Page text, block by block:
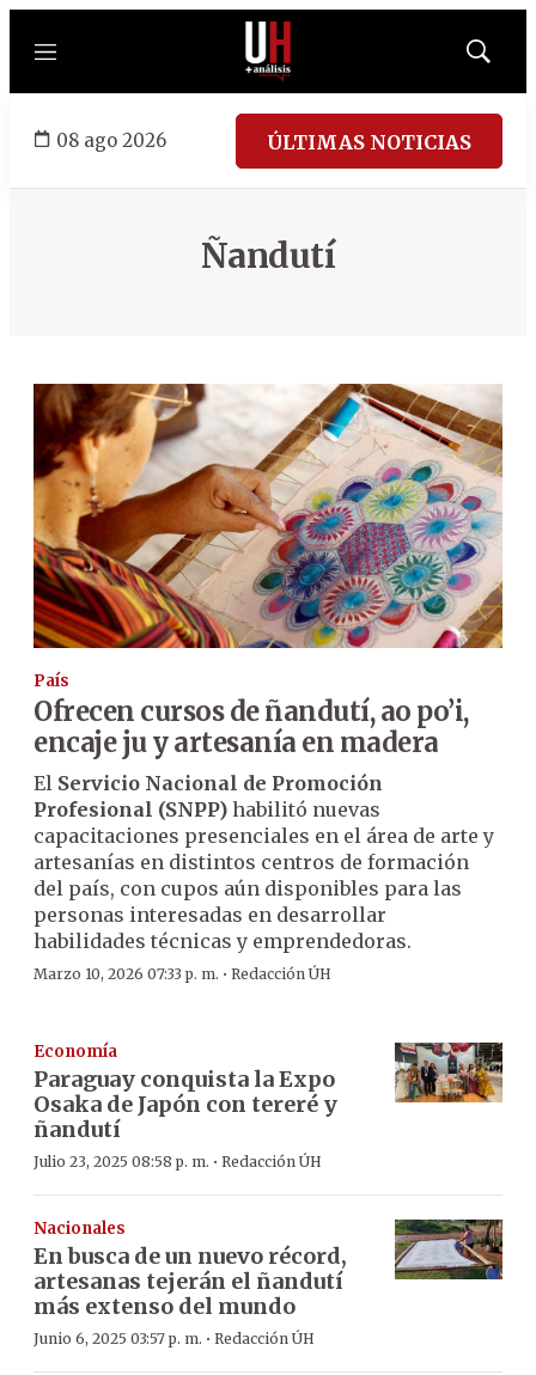
Menú
Mostrar
08 ago 2026 ÚLTIMAS NOTICIAS
Ñandutí
País
Ofrecen cursos de ñandutí, ao po’i,
encaje ju y artesanía en madera
El Servicio Nacional de Promoción
Profesional (SNPP) habilitó nuevas
capacitaciones presenciales en el área de arte y
artesanías en distintos centros de formación
del país, con cupos aún disponibles para las
personas interesadas en desarrollar
habilidades técnicas y emprendedoras.
Marzo 10, 2026 07:33 p. m. · Redacción ÚH
Economía
Paraguay conquista la Expo
Osaka de Japón con tereré y
ñandutí
Julio 23, 2025 08:58 p. m. · Redacción ÚH
Nacionales
En busca de un nuevo récord,
artesanas tejerán el ñandutí
más extenso del mundo
Junio 6, 2025 03:57 p. m. · Redacción ÚH